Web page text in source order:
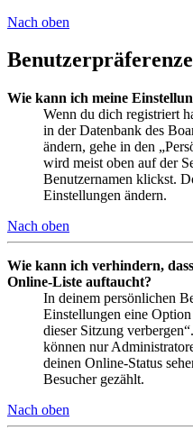
Nach oben
Wie kann ich meine
Wenn du dich registriert
in der Datenbank des
ändern, gehe in den
wird meist oben auf der
Benutzernamen klickst.
Einstellungen ändern.
Nach oben
Wie kann ich verhindern,
Online-Liste auftaucht?
In deinem persönlichen
Einstellungen eine
dieser Sitzung
können nur
deinen Online-Status
Besucher gezählt.
Nach oben